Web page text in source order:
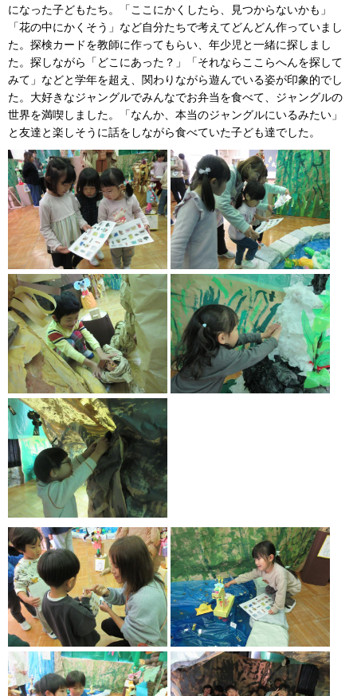
になった子どもたち。「ここにかくしたら、見つからないかも」
「花の中にかくそう」など自分たちで考えてどんどん作っていまし
た。探検カードを教師に作ってもらい、年少児と一緒に探しまし
た。探しながら「どこにあった？」「それならここらへんを探して
みて」などと学年を超え、関わりながら遊んでいる姿が印象的でし
た。大好きなジャングルでみんなでお弁当を食べて、ジャングルの
世界を満喫しました。「なんか、本当のジャングルにいるみたい」
と友達と楽しそうに話をしながら食べていた子ども達でした。